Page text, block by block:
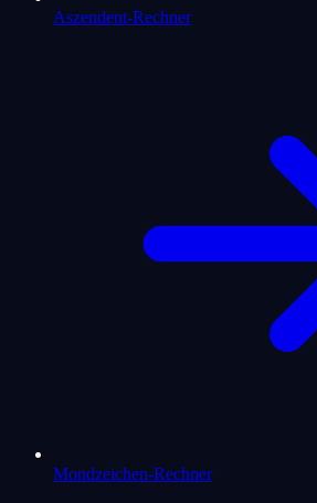
Aszendent-Rechner
Mondzeichen-Rechner